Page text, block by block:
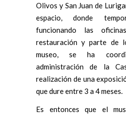
Olivos y San Juan de
espacio, donde
funcionando las
restauración y parte de
museo, se ha
administración de la
realización de una
que dure entre 3 a 4 meses.
Es entonces que el